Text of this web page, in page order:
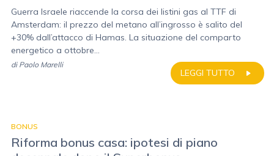
Guerra Israele riaccende la corsa dei listini gas al TTF di
Amsterdam: il prezzo del metano all’ingrosso è salito del
+30% dall’attacco di Hamas. La situazione del comparto
energetico a ottobre...
LEGGI TUTTO
di Paolo Marelli
BONUS
Riforma bonus casa: ipotesi di piano